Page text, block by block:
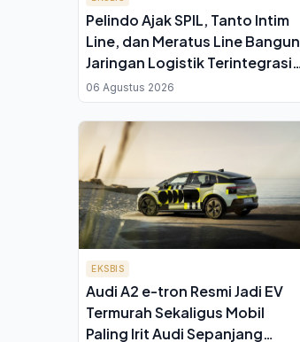
Pelindo Ajak SPIL, Tanto Intim
Line, dan Meratus Line Bangun
Jaringan Logistik Terintegrasi
demi Tekan Biaya Nasional
06 Agustus 2026
EKSBIS
Audi A2 e-tron Resmi Jadi EV
Termurah Sekaligus Mobil
Paling Irit Audi Sepanjang